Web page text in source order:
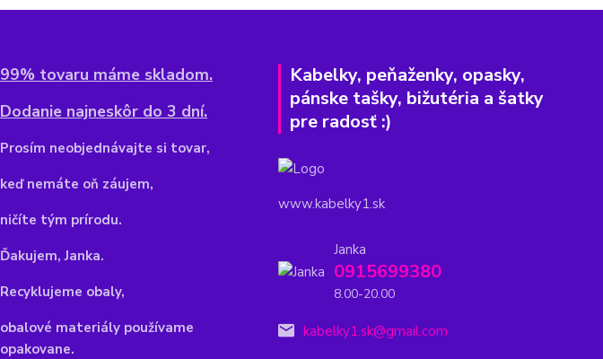
99% tovaru máme skladom.
Dodanie najneskôr do 3 dní.
Prosím neobjednávajte si tovar,
keď nemáte oň záujem,
ničíte tým prírodu.
Ďakujem, Janka.
Recyklujeme obaly,
obalové materiály používame
opakovane.
Kabelky, peňaženky, opasky,
pánske tašky, bižutéria a šatky
pre radosť :)
www.kabelky1.sk
Janka
0915699380
8.00-20.00
kabelky1.sk@gmail.com